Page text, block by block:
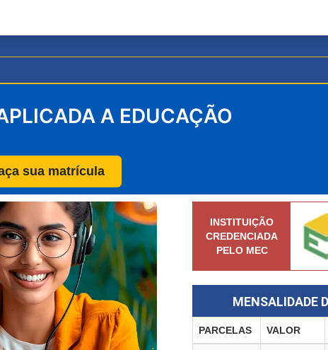
A EDUCAÇÃO
sua matrícula
INSTITUIÇÃO
CREDENCIADA
PELO MEC
MENSALIDADE
PARCELAS VALOR